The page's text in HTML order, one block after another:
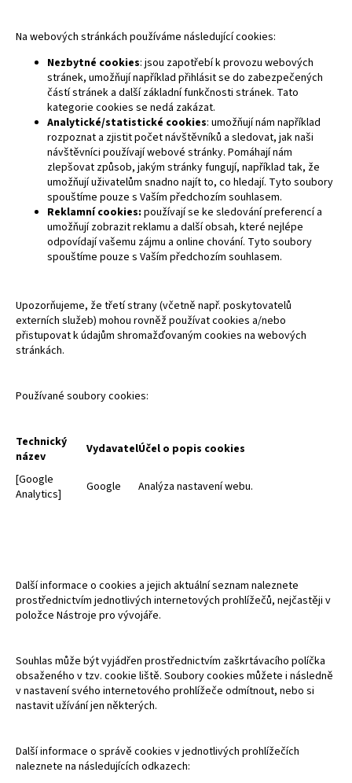
Na webových stránkách používáme následující cookies:
Nezbytné cookies: jsou zapotřebí k provozu webových
stránek, umožňují například přihlásit se do zabezpečených
částí stránek a další základní funkčnosti stránek. Tato
kategorie cookies se nedá zakázat.
Analytické/statistické cookies: umožňují nám například
rozpoznat a zjistit počet návštěvníků a sledovat, jak naši
návštěvníci používají webové stránky. Pomáhají nám
zlepšovat způsob, jakým stránky fungují, například tak, že
umožňují uživatelům snadno najít to, co hledají. Tyto soubory
spouštíme pouze s Vaším předchozím souhlasem.
Reklamní cookies: používají se ke sledování preferencí a
umožňují zobrazit reklamu a další obsah, které nejlépe
odpovídají vašemu zájmu a online chování. Tyto soubory
spouštíme pouze s Vaším předchozím souhlasem.
Upozorňujeme, že třetí strany (včetně např. poskytovatelů
externích služeb) mohou rovněž používat cookies a/nebo
přistupovat k údajům shromažďovaným cookies na webových
stránkách.
Používané soubory cookies:
Technický
název
VydavatelÚčel o popis cookies
[Google
Analytics]
Google Analýza nastavení webu.
Další informace o cookies a jejich aktuální seznam naleznete
prostřednictvím jednotlivých internetových prohlížečů, nejčastěji v
položce Nástroje pro vývojáře.
Souhlas může být vyjádřen prostřednictvím zaškrtávacího políčka
obsaženého v tzv. cookie liště. Soubory cookies můžete i následně
v nastavení svého internetového prohlížeče odmítnout, nebo si
nastavit užívání jen některých.
Další informace o správě cookies v jednotlivých prohlížečích
naleznete na následujících odkazech: